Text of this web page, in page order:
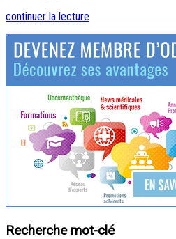
continuer la lecture
Recherche mot-clé